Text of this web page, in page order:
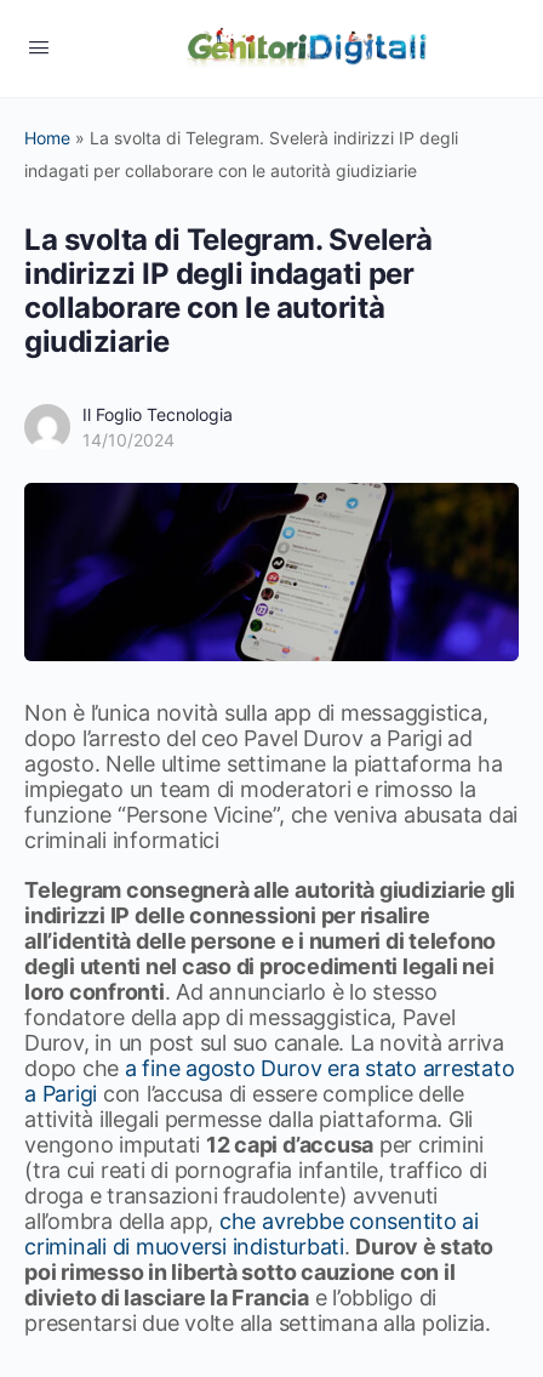
Home » La svolta di Telegram. Svelerà indirizzi IP degli
indagati per collaborare con le autorità giudiziarie
La svolta di Telegram. Svelerà
indirizzi IP degli indagati per
collaborare con le autorità
giudiziarie
Il Foglio Tecnologia
14/10/2024
Non è l’unica novità sulla app di messaggistica,
dopo l’arresto del ceo Pavel Durov a Parigi ad
agosto. Nelle ultime settimane la piattaforma ha
impiegato un team di moderatori e rimosso la
funzione “Persone Vicine”, che veniva abusata dai
criminali informatici
Telegram consegnerà alle autorità giudiziarie gli
indirizzi IP delle connessioni per risalire
all’identità delle persone e i numeri di telefono
degli utenti nel caso di procedimenti legali nei
loro confronti. Ad annunciarlo è lo stesso
fondatore della app di messaggistica, Pavel
Durov, in un post sul suo canale. La novità arriva
dopo che a fine agosto Durov era stato arrestato
a Parigi con l’accusa di essere complice delle
attività illegali permesse dalla piattaforma. Gli
vengono imputati 12 capi d’accusa per crimini
(tra cui reati di pornografia infantile, traffico di
droga e transazioni fraudolente) avvenuti
all’ombra della app, che avrebbe consentito ai
criminali di muoversi indisturbati. Durov è stato
poi rimesso in libertà sotto cauzione con il
divieto di lasciare la Franciae l’obbligo di
presentarsi due volte alla settimana alla polizia.